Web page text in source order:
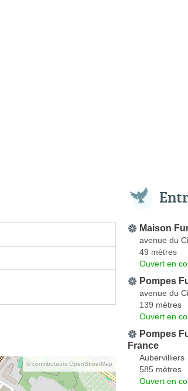
© contributeurs OpenStreetMap
Maison
avenue du
49 mètres
Ouvert en
Pompes
avenue du
139 mètres
Ouvert en
Pompes
France
Aubervilliers
585 mètres
Ouvert en